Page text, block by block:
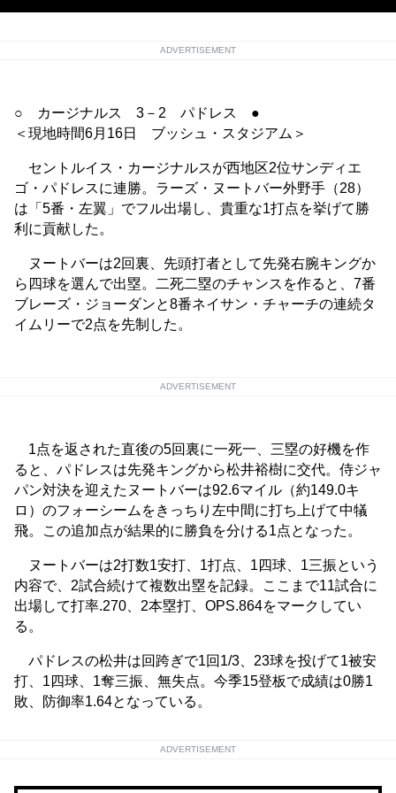
ADVERTISEMENT
○ カージナルス 3－2 パドレス ●
＜現地時間6月16日 ブッシュ・スタジアム＞
セントルイス・カージナルスが西地区2位サンディエ
ゴ・パドレスに連勝。ラーズ・ヌートバー外野手（28）
は「5番・左翼」でフル出場し、貴重な1打点を挙げて勝
利に貢献した。
ヌートバーは2回裏、先頭打者として先発右腕キングか
ら四球を選んで出塁。二死二塁のチャンスを作ると、7番
ブレーズ・ジョーダンと8番ネイサン・チャーチの連続タ
イムリーで2点を先制した。
ADVERTISEMENT
1点を返された直後の5回裏に一死一、三塁の好機を作
ると、パドレスは先発キングから松井裕樹に交代。侍ジャ
パン対決を迎えたヌートバーは92.6マイル（約149.0キ
ロ）のフォーシームをきっちり左中間に打ち上げて中犠
飛。この追加点が結果的に勝負を分ける1点となった。
ヌートバーは2打数1安打、1打点、1四球、1三振という
内容で、2試合続けて複数出塁を記録。ここまで11試合に
出場して打率.270、2本塁打、OPS.864をマークしてい
る。
パドレスの松井は回跨ぎで1回1/3、23球を投げて1被安
打、1四球、1奪三振、無失点。今季15登板で成績は0勝1
敗、防御率1.64となっている。
ADVERTISEMENT